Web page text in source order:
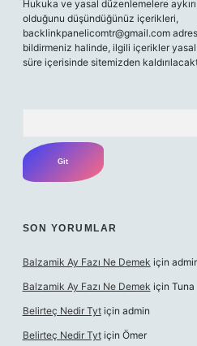
Hukuka ve yasal düzenlemelere aykırı
olduğunu düşündüğünüz içerikleri,
backlinkpanelicomtr@gmail.com
bildirmeniz halinde, ilgili içerikler yasal
süre içerisinde sitemizden
SON YORUMLAR
Balzamik Ay Fazı Ne Demek için
Balzamik Ay Fazı Ne Demek için Tuna
Belirteç Nedir Tytiçin admin
Belirteç Nedir Tytiçin Ömer